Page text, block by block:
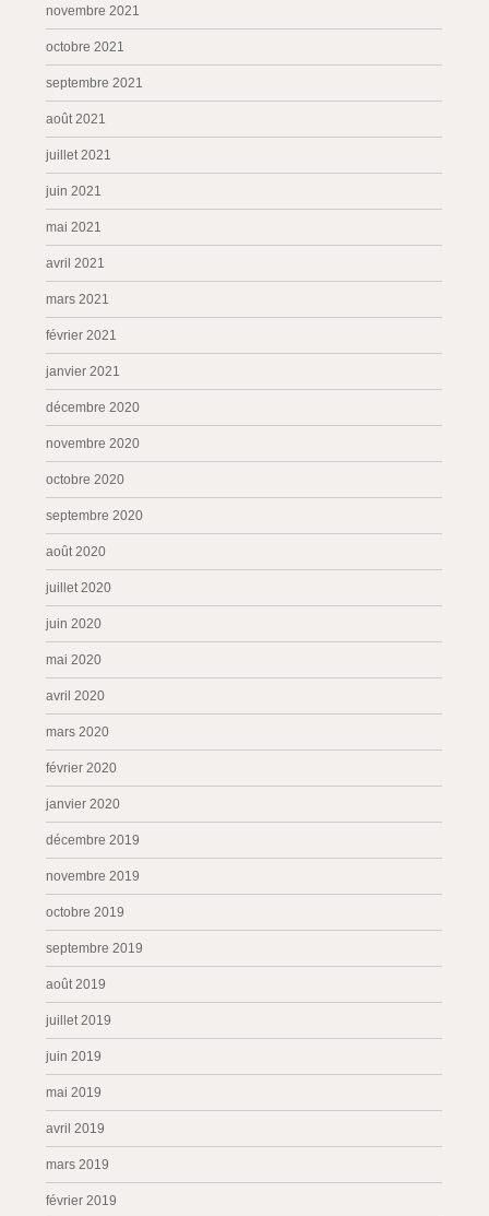
novembre 2021
octobre 2021
septembre 2021
août 2021
juillet 2021
juin 2021
mai 2021
avril 2021
mars 2021
février 2021
janvier 2021
décembre 2020
novembre 2020
octobre 2020
septembre 2020
août 2020
juillet 2020
juin 2020
mai 2020
avril 2020
mars 2020
février 2020
janvier 2020
décembre 2019
novembre 2019
octobre 2019
septembre 2019
août 2019
juillet 2019
juin 2019
mai 2019
avril 2019
mars 2019
février 2019